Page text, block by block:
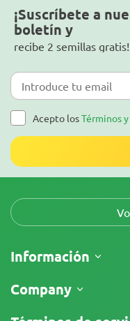
¡Suscríbete a
boletín y
recibe 2 semillas gratis!
Acepto losTérminos
Información
Envíos
Company